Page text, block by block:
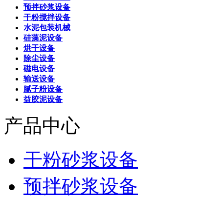
预拌砂浆设备
干粉搅拌设备
水泥包装机械
硅藻泥设备
烘干设备
除尘设备
磁电设备
输送设备
腻子粉设备
益胶泥设备
产品中心
干粉砂浆设备
预拌砂浆设备